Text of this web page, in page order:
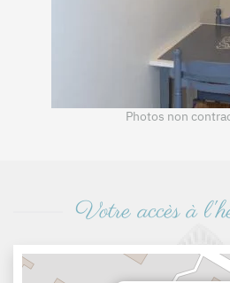
Photos non
Votre accès à